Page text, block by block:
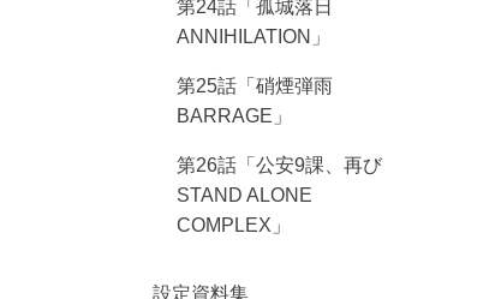
第24話「孤城落日
ANNIHILATION」
第25話「硝煙弾雨
BARRAGE」
第26話「公安9課、再び
STAND ALONE
COMPLEX」
設定資料集